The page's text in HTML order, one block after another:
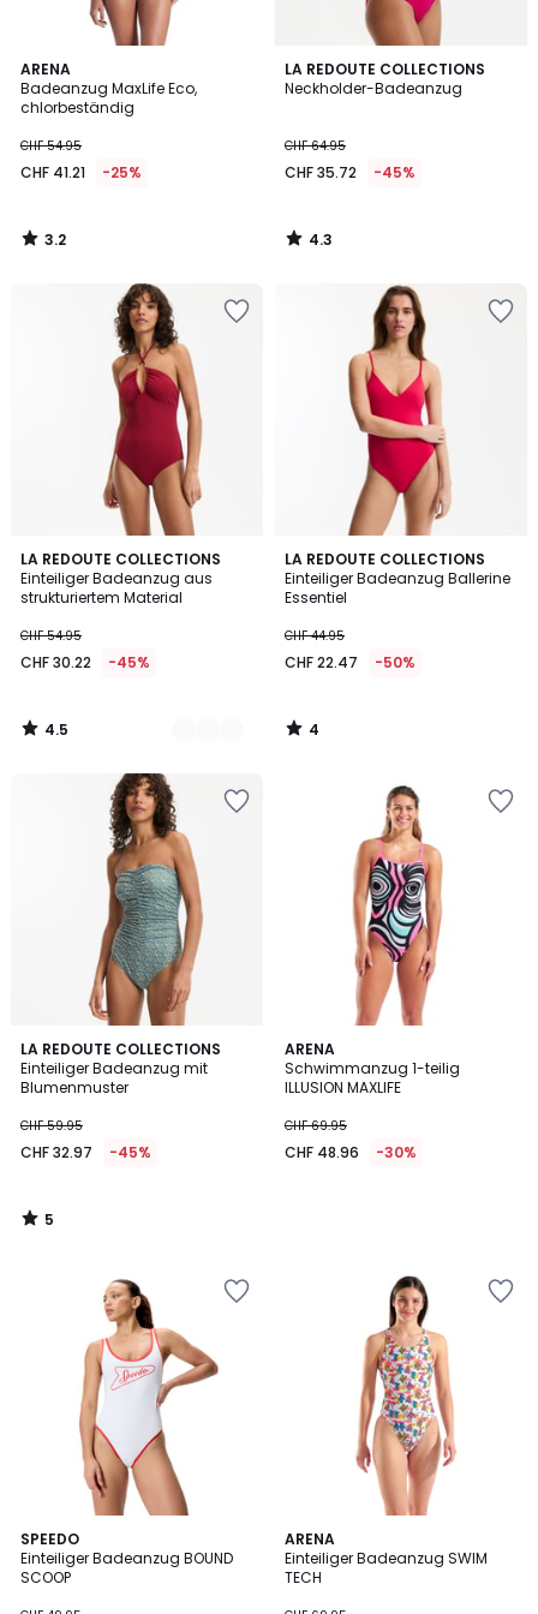
ARENA
Badeanzug MaxLife Eco,
chlorbeständig
CHF 54.95
CHF 41.21 -25%
3.2
/ 5
3.2
/
LA REDOUTE COLLECTIONS
Neckholder-Badeanzug
CHF 64.95
CHF 35.72 -45%
4.3
/ 5
4.3
/
LA REDOUTE COLLECTIONS
Einteiliger Badeanzug aus
strukturiertem Material
CHF 54.95
CHF 30.22 -45%
4.5
/ 5
2
Farben
4.5
/
LA REDOUTE COLLECTIONS
Einteiliger Badeanzug Ballerine
Essentiel
CHF 44.95
CHF 22.47 -50%
4
/
5
4
/
LA REDOUTE COLLECTIONS
Einteiliger Badeanzug mit
Blumenmuster
CHF 59.95
CHF 32.97 -45%
5
/
5
5
/
ARENA
Schwimmanzug 1-teilig
ILLUSION MAXLIFE
CHF 69.95
CHF 48.96 -30%
SPEEDO
Einteiliger Badeanzug BOUND
SCOOP
ARENA
Einteiliger Badeanzug SWIM
TECH